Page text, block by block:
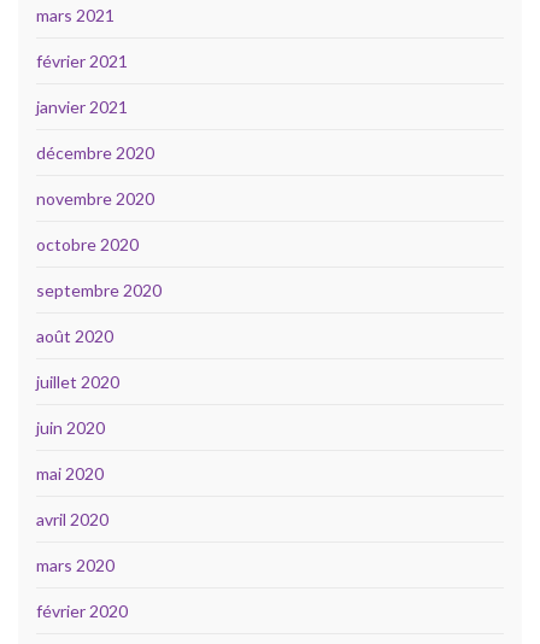
mars 2021
février 2021
janvier 2021
décembre 2020
novembre 2020
octobre 2020
septembre 2020
août 2020
juillet 2020
juin 2020
mai 2020
avril 2020
mars 2020
février 2020